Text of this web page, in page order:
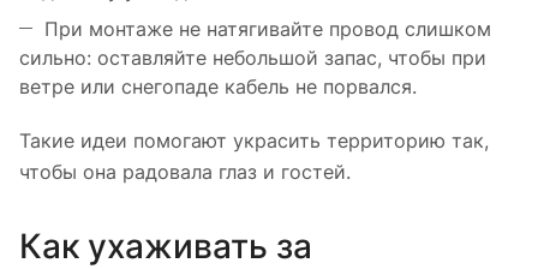
При монтаже не натягивайте провод слишком
сильно: оставляйте небольшой запас, чтобы при
ветре или снегопаде кабель не порвался.
Такие идеи помогают украсить территорию так,
чтобы она радовала глаз и гостей.
Как ухаживать за